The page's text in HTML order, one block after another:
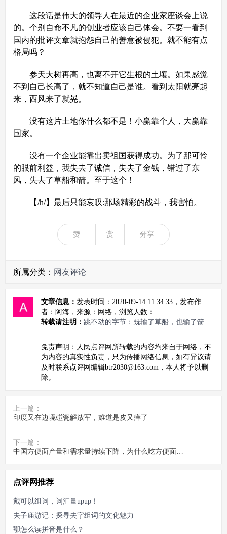
这段话是伟大的领导人在最近的企业家座谈会上说
的。个别自命不凡的创业者应该自己体会。不要一看到
国内的批评文章就抱怨自己的善意被侵犯。就不能有点
格局吗？
参天大树再高，也离不开它生根的土壤。如果感觉
不到自己长高了，就不知道自己是谁。看到太阳就亮起
来，西风来了就晃。
没有这片土地你什么都不是！小赢靠个人，大赢靠
国家。
没有一个企业能靠出卖祖国获得成功。为了那可怜
的眼前利益，我失去了诚信，失去了金钱，错过了东
风，失去了草船和箭。至于这个！
【/h/】最后只能哀叹:那场精彩的战斗，我害怕。
赞 赏 分享
所属分类： 网友评论
文章信息： 发表时间：2020-09-14 11:34:33，发布作
者：阿海，来源：网络，浏览人数：
转载请注明： 跳不动的字节：既输了草船，也输了箭
免责声明：人民点评网所转载的内容均来自于网络，不
为内容的真实性负责，只为传播网络信息，如有异议请
及时联系点评网编辑btr2030@163.com，本人将予以删
除。
上一篇：
印度又在边境碰瓷解放军，难道是皮又痒了
下一篇：
中国方便面产量和需求量持续下降，为什么吃方便面的人越来越少
点评网推荐
戴可以组词，词汇量upup！
夫子庙游记：探寻夫字组词的文化魅力
卾怎么读拼音是什么？